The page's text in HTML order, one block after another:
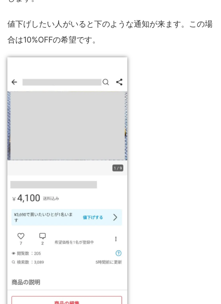
値下げしたい人がいると下のような通知が来ます。この場
合は10%OFFの希望です。